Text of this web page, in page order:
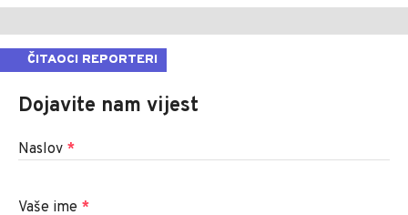
ČITAOCI REPORTERI
Dojavite nam vijest
Naslov *
Vaše ime *